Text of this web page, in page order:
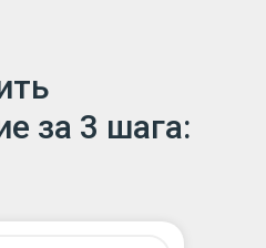
за 3 шага: